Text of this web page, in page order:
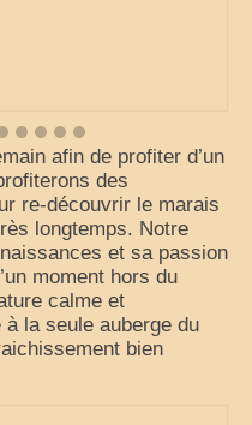
afin de profiter d’un
des
re-découvrir le marais
longtemps. Notre
et sa passion
moment hors du
calme et
la seule auberge du
bien